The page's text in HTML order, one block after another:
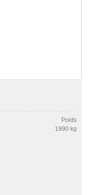
Poids
1990 kg